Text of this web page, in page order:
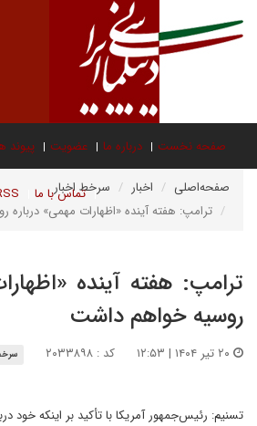
صفحه نخست درباره ما عضویت پیوند
تماس با ما صفحه‌اصلی اخبار
سرخط اخبار
ترامپ: هفته آینده «اظهارات مهمی»
ترامپ: هفته آینده
روسیه خواهم داشت
کد : ۲۰۳۳۸۹۸
تسنیم: رئیس‌جمهور آمریکا با تأکید بر اینکه خود